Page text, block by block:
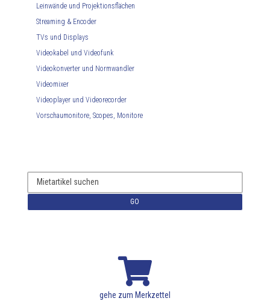
Leinwände und Projektionsflächen
Streaming & Encoder
TVs und Displays
Videokabel und Videofunk
Videokonverter und Normwandler
Videomixer
Videoplayer und Videorecorder
Vorschaumonitore, Scopes, Monitore
GO

gehe zum Merkzettel